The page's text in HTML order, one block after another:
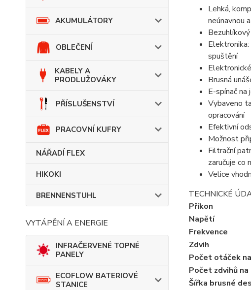
AKUMULÁTORY
OBLEČENÍ
KABELY A
PRODLUŽOVÁKY
PŘÍSLUŠENSTVÍ
PRACOVNÍ KUFRY
NÁŘADÍ FLEX
HIKOKI
BRENNENSTUHL
VYTÁPĚNÍ A ENERGIE
INFRAČERVENÉ TOPNÉ
PANELY
ECOFLOW BATERIOVÉ
STANICE
Lehká,
neúnavnou
spuštění
Brusná
E-spínač
Vybaveno
opracování
Efektivní
Možnost
Filtrační
zaručuje co
Velice
TECHNICKÉ
Příkon
Napětí
Frekvence
Zdvih
Počet otáček
Počet zdvihů na
Šířka brusné